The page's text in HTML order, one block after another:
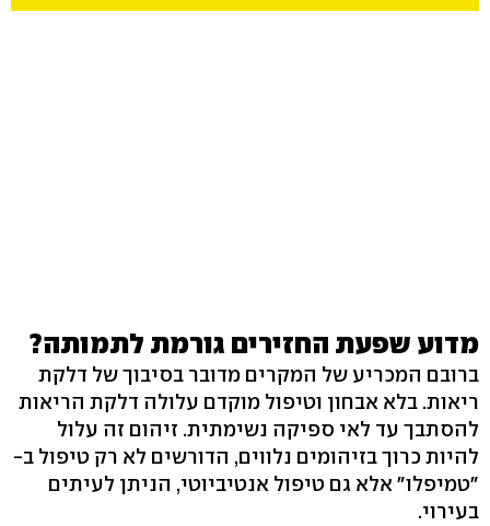
מדוע שפעת החזירים גורמת לתמותה?
ברובם המכריע של המקרים מדובר בסיבוך של דלקת
ריאות. בלא אבחון וטיפול מוקדם עלולה דלקת הריאות
להסתבך עד לאי ספיקה נשימתית. זיהום זה עלול
להיות כרוך בזיהומים נלווים, הדורשים לא רק טיפול ב-
"טמיפלו" אלא גם טיפול אנטיביוטי, הניתן לעיתים
בעירוי.